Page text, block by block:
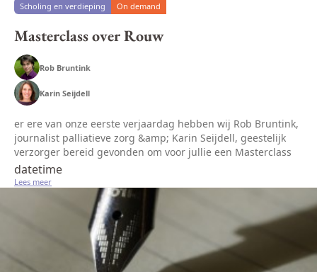
Scholing en verdieping On demand
Masterclass over Rouw
Rob Bruntink
Karin Seijdell
er ere van onze eerste verjaardag hebben wij Rob Bruntink,
journalist palliatieve zorg &amp; Karin Seijdell, geestelijk
verzorger bereid gevonden om voor jullie een Masterclass
te houden over Rouw. Wij hebben hen expliciet gevraagd
om geen...
datetime
Lees meer